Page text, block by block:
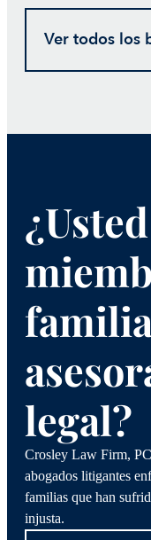
Ver todos los
legal?
Crosley Law Firm,
abogados litigantes
familias que han
injusta.